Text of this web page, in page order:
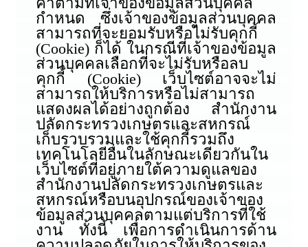
กำหนด ซึ่งเจ้าของข้อมูลส่วนบุคคล
สามารถที่จะยอมรับหรือไม่รับคุกกี้
(Cookie) ก็ได้ ในกรณีที่เจ้าของข้อมูล
ส่วนบุคคลเลือกที่จะไม่รับหรือลบ
คุกกี้ (Cookie) เว็บไซต์อาจจะไม่
สามารถให้บริการหรือไม่สามารถ
แสดงผลได้อย่างถูกต้อง สำนักงาน
ปลัดกระทรวงเกษตรและสหกรณ์
เก็บรวบรวมและใช้คุกกี้รวมถึง
เทคโนโลยีอื่นในลักษณะเดียวกันใน
เว็บไซต์ที่อยู่ภายใต้ความดูแลของ
สำนักงานปลัดกระทรวงเกษตรและ
สหกรณ์หรือบนอุปกรณ์ของเจ้าของ
ข้อมูลส่วนบุคคลตามแต่บริการที่ใช้
งาน ทั้งนี้ เพื่อการดำเนินการด้าน